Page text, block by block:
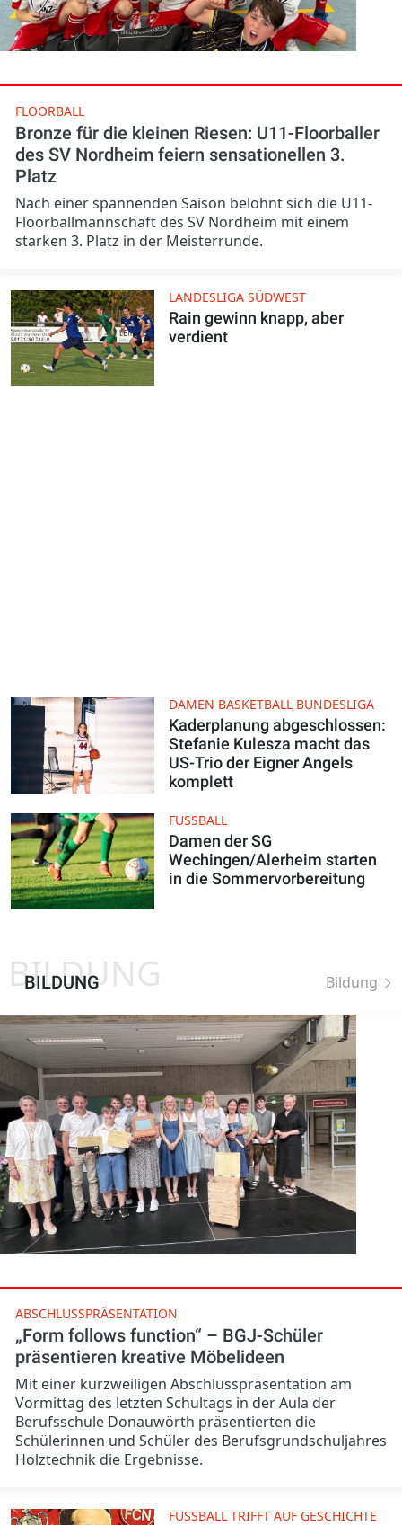
FLOORBALL
Bronze für die kleinen Riesen: U11-Floorballer
des SV Nordheim feiern sensationellen 3.
Platz
Nach einer spannenden Saison belohnt sich die U11-
Floorballmannschaft des SV Nordheim mit einem
starken 3. Platz in der Meisterrunde.
LANDESLIGA SÜDWEST
Rain gewinn knapp, aber
verdient
DAMEN BASKETBALL BUNDESLIGA
Kaderplanung abgeschlossen:
Stefanie Kulesza macht das
US-Trio der Eigner Angels
komplett
FUSSBALL
Damen der SG
Wechingen/Alerheim starten
in die Sommervorbereitung
BILDUNG
BILDUNG Bildung
ABSCHLUSSPRÄSENTATION
„Form follows function“ – BGJ-Schüler
präsentieren kreative Möbelideen
Mit einer kurzweiligen Abschlusspräsentation am
Vormittag des letzten Schultags in der Aula der
Berufsschule Donauwörth präsentierten die
Schülerinnen und Schüler des Berufsgrundschuljahres
Holztechnik die Ergebnisse.
FUSSBALL TRIFFT AUF GESCHICHTE